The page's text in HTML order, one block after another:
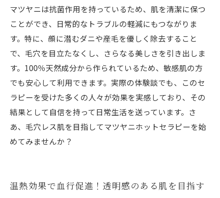
マツヤニは抗菌作用を持っているため、肌を清潔に保つ
ことができ、日常的なトラブルの軽減にもつながりま
す。特に、顔に潜むダニや産毛を優しく除去すること
で、毛穴を目立たなくし、さらなる美しさを引き出しま
す。100％天然成分から作られているため、敏感肌の方
でも安心して利用できます。実際の体験談でも、このセ
ラピーを受けた多くの人々が効果を実感しており、その
結果として自信を持って日常生活を送っています。さ
あ、毛穴レス肌を目指してマツヤニホットセラピーを始
めてみませんか？
温熱効果で血行促進！透明感のある肌を目指す